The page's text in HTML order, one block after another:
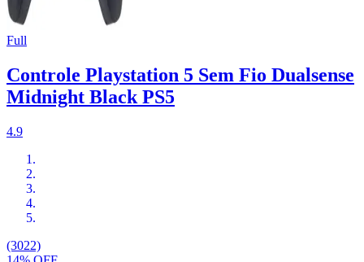
Full
Controle Playstation 5 Sem Fio Dualsense
Midnight Black PS5
4.9
(3022)